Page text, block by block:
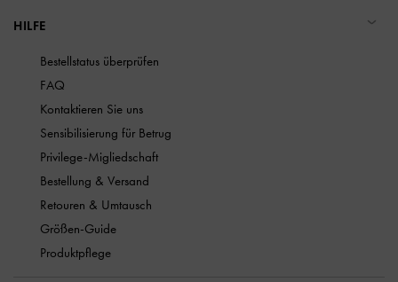
HILFE
Bestellstatus überprüfen
FAQ
Kontaktieren Sie uns
Sensibilisierung für Betrug
Privilege-Migliedschaft
Bestellung & Versand
Retouren & Umtausch
Größen-Guide
Produktpflege